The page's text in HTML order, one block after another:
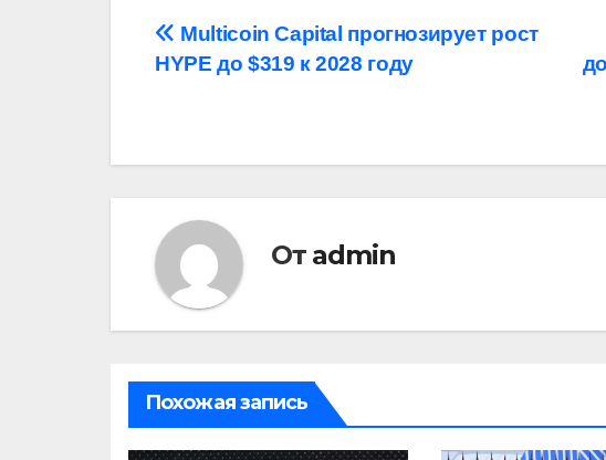
Навигация
Multicoin Capital прогнозирует рост
HYPE до $319 к 2028 году
От admin
Похожая запись